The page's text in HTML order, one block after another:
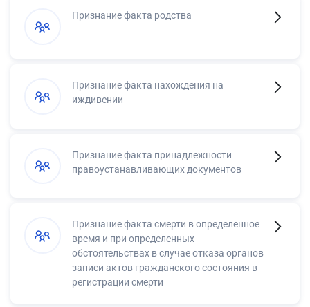
Признание факта родства
Признание факта нахождения на
иждивении
Признание факта принадлежности
правоустанавливающих документов
Признание факта смерти в определенное
время и при определенных
обстоятельствах в случае отказа органов
записи актов гражданского состояния в
регистрации смерти